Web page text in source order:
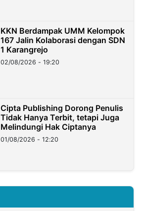
KKN Berdampak UMM Kelompok
167 Jalin Kolaborasi dengan SDN
1 Karangrejo
02/08/2026 - 19:20
Cipta Publishing Dorong Penulis
Tidak Hanya Terbit, tetapi Juga
Melindungi Hak Ciptanya
01/08/2026 - 12:20